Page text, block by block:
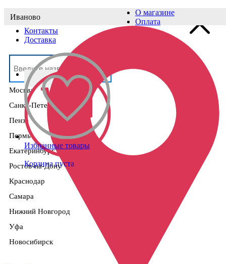
Выберите населённый пункт
Москва
Санкт-Петербург
Пенза
Пермь
Екатеринбург
Ростов-на-Дону
Краснодар
Самара
Нижний Новгород
Уфа
Новосибирск
Иваново
О магазине
Оплата
Контакты
Доставка
Избранные товары
Корзина пуста